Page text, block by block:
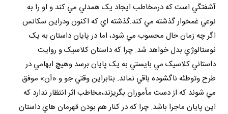
آشفتگي است که درمخاطب ايجاد يک همدلي مي کند و او را به
نوعي غمخوار گذشته مي کند.گذشته اي که اکنون ودراين سکانس
اگر چه زمان حال محسوب مي شود، اما در پايان داستان به يک
نوستالوژي بدل خواهد شد. چرا که داستان کلاسيک و روايت
داستاني کلاسيک مي بايستي به يک پايان برسد وهيچ ابهامي در
طرح وتوطئه ناگشوده باقي نماند. بنابراين وقتي جو و «آن» موفق
مي شوند که از دست مأموران بگريزند،مخاطب اثر انتظار ندارد که
اين پايان ماجرا باشد. چرا که در کنار هم بودن قهرمان هاي داستان